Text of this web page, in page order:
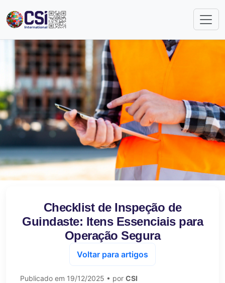
Checklist de Inspeção de
Guindaste: Itens Essenciais para
Operação Segura
Voltar para artigos
Publicado em 19/12/2025 • por CSI